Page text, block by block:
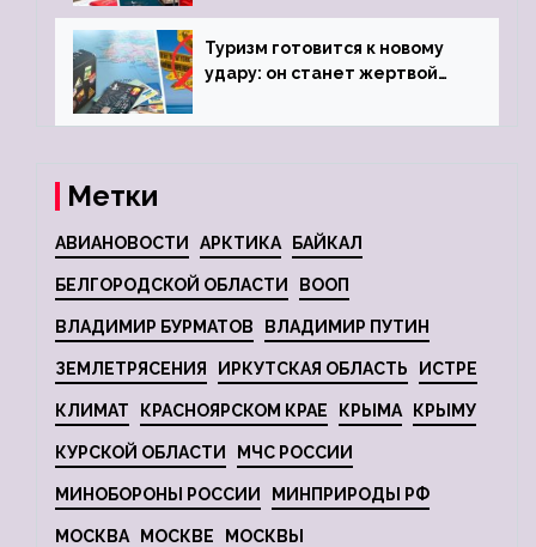
Туризм готовится к новому
удару: он станет жертвой
Метки
АВИАНОВОСТИ АРКТИКА БАЙКАЛ
БЕЛГОРОДСКОЙ ОБЛАСТИ ВООП
ВЛАДИМИР БУРМАТОВ ВЛАДИМИР ПУТИН
ЗЕМЛЕТРЯСЕНИЯ ИРКУТСКАЯ ОБЛАСТЬ ИСТРЕ
КЛИМАТ КРАСНОЯРСКОМ КРАЕ КРЫМА КРЫМУ
КУРСКОЙ ОБЛАСТИ МЧС РОССИИ
МИНОБОРОНЫ РОССИИ МИНПРИРОДЫ РФ
МОСКВА МОСКВЕ МОСКВЫ